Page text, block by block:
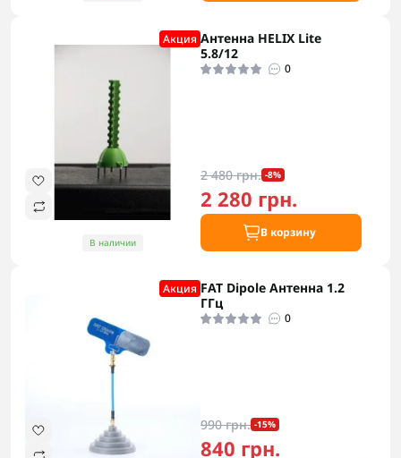
Акция
В наличии
Антенна HELIX Lite
5.8/12
0
2 480 грн. -8%
2 280 грн.
В корзину
Акция FAT Dipole Антенна 1.2
ГГц
0
990 грн. -15%
840 грн.